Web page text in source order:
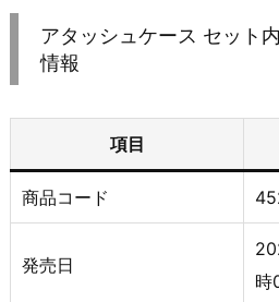
アタッシュケース セット
情報
項目
商品コード
発売日
時